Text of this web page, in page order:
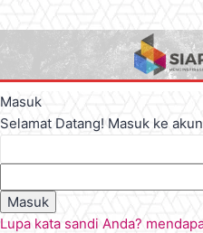
Masuk
Selamat Datang! Masuk ke
Lupa kata sandi Anda?